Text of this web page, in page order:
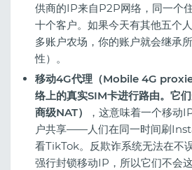
供商的IP来自P2P网络，同一个
十个客户。如果今天有其他五个
多账户农场，你的账户就会继承
性）。
移动4G代理（Mobile 4G
络上的真实SIM卡进行路由。它
商级NAT）
，这意味着一个移动
户共享——人们在同一时间刷
看TikTok。反欺诈系统无法在不
强行封锁移动IP，所以它们不会这